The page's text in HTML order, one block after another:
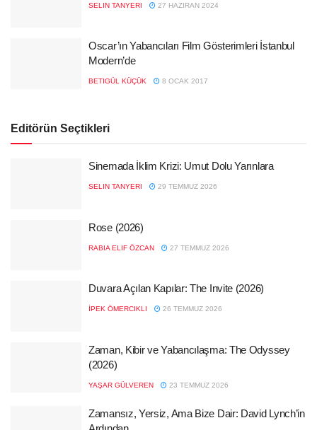
SELIN TANYERI 27 HAZIRAN 2024
Oscar’ın Yabancıları Film Gösterimleri İstanbul
Modern’de
BETIGÜL KÜÇÜK 8 OCAK 2017
Editörün Seçtikleri
Sinemada İklim Krizi: Umut Dolu Yarınlara
SELIN TANYERI 29 TEMMUZ 2026
Rose (2026)
RABIA ELIF ÖZCAN 27 TEMMUZ 2026
Duvara Açılan Kapılar: The Invite (2026)
İPEK ÖMERCIKLI 26 TEMMUZ 2026
Zaman, Kibir ve Yabancılaşma: The Odyssey
(2026)
YAŞAR GÜLVEREN 23 TEMMUZ 2026
Zamansız, Yersiz, Ama Bize Dair: David Lynch’in